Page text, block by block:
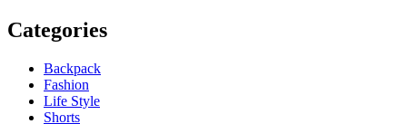
Categories
Backpack
Fashion
Life Style
Shorts